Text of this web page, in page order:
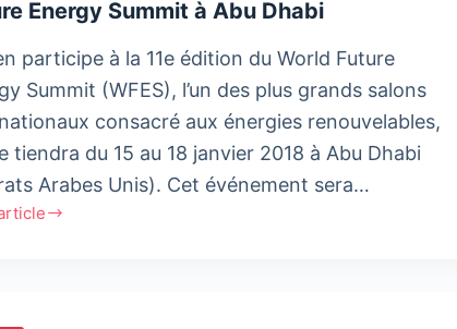
Energy Summit à Abu Dhabi
participe à la 11e édition du World Future
Summit (WFES), l’un des plus grands salons
consacré aux énergies renouvelables,
tiendra du 15 au 18 janvier 2018 à Abu Dhabi
Arabes Unis). Cet événement sera…